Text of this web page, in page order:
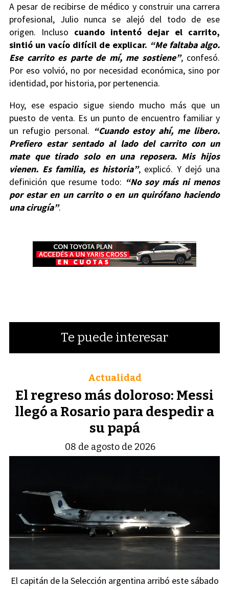
A pesar de recibirse de médico y construir una carrera
profesional, Julio nunca se alejó del todo de ese
origen. Incluso cuando intentó dejar el carrito,
sintió un vacío difícil de explicar. “Me faltaba algo.
Ese carrito es parte de mí, me sostiene”, confesó.
Por eso volvió, no por necesidad económica, sino por
identidad, por historia, por pertenencia.
Hoy, ese espacio sigue siendo mucho más que un
puesto de venta. Es un punto de encuentro familiar y
un refugio personal. “Cuando estoy ahí, me libero.
Prefiero estar sentado al lado del carrito con un
mate que tirado solo en una reposera. Mis hijos
vienen. Es familia, es historia”, explicó. Y dejó una
definición que resume todo: “No soy más ni menos
por estar en un carrito o en un quirófano haciendo
una cirugía”.
Te puede interesar
El regreso más doloroso: Messi
llegó a Rosario para despedir a
su papá
Actualidad
08 de agosto de 2026
El capitán de la Selección argentina arribó este sábado